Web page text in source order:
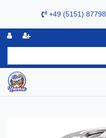
+49 (5151)